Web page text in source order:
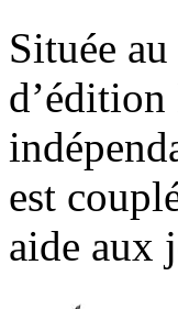
Située
est
aide aux